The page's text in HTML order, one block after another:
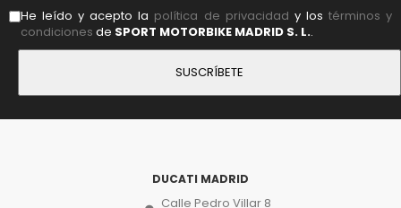
He leído y acepto la política de privacidad y lostérminos y
condiciones de SPORT MOTORBIKE MADRID S. L..
DUCATI MADRID
Calle Pedro Villar 8